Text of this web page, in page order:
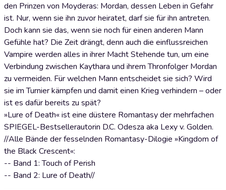
den Prinzen von Moyderas: Mordan, dessen Leben in Gefahr
ist. Nur, wenn sie ihn zuvor heiratet, darf sie für ihn antreten.
Doch kann sie das, wenn sie noch für einen anderen Mann
Gefühle hat? Die Zeit drängt, denn auch die einflussreichen
Vampire werden alles in ihrer Macht Stehende tun, um eine
Verbindung zwischen Kaythara und ihrem Thronfolger Mordan
zu vermeiden. Für welchen Mann entscheidet sie sich? Wird
sie im Turnier kämpfen und damit einen Krieg verhindern – oder
ist es dafür bereits zu spät?
»Lure of Death« ist eine düstere Romantasy der mehrfachen
SPIEGEL-Bestsellerautorin D.C. Odesza aka Lexy v. Golden.
//Alle Bände der fesselnden Romantasy-Dilogie »Kingdom of
the Black Crescent«:
-- Band 1: Touch of Perish
-- Band 2: Lure of Death//